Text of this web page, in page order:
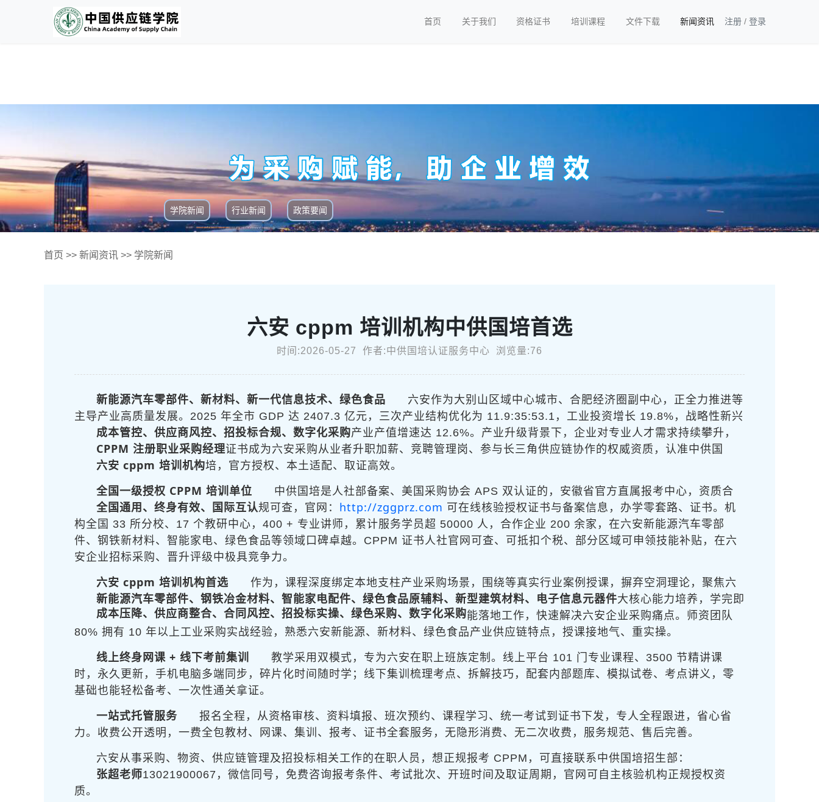
首页 关于我们 资格证书 培训课程 文件下载 新闻资讯 注册 / 登录
学院新闻 行业新闻 政策要闻
首页 >> 新闻资讯 >> 学院新闻
六安 cppm 培训机构中供国培首选
时间:2026-05-27 作者:中供国培认证服务中心 浏览量:76
六安作为大别山区域中心城市、合肥经济圈副中心，正全力推进
新能源汽车零部件、新材料、新一代信息技术、绿色食品
等
主导产业高质量发展。2025 年全市 GDP 达 2407.3 亿元，三次产业结构优化为 11.9:35:53.1，工业投资增长 19.8%，战略性新兴
产业产值增速达 12.6%。产业升级背景下，企业对
成本管控、供应商风控、招投标合规、数字化采购 专业人才需求持续攀升，
CPPM 注册职业采购经理证书成为六安采购从业者升职加薪、竞聘管理岗、参与长三角供应链协作的权威资质，
六安 cppm 培训机构
认准中供国
培，官方授权、本土适配、取证高效。
中供国培是人社部备案、美国采购协会 APS 双认证的
全国一级授权 CPPM 培训单位
，安徽省官方直属报考中心，资质合
规可查，官网： http://zggprz.com 可在线核验授权证书与备案信息，办学零套路、证书
全国通用、终身有效、国际互认
。机
构全国 33 所分校、17 个教研中心，400 + 专业讲师，累计服务学员超 50000 人，合作企业 200 余家，在六安新能源汽车零部
件、钢铁新材料、智能家电、绿色食品等领域口碑卓越。CPPM 证书人社官网可查、可抵扣个税、部分区域可申领技能补贴，在六
安企业招标采购、晋升评级中极具竞争力。
作为
六安 cppm 培训机构首选 ，课程深度绑定本地支柱产业采购场景，围绕
新能源汽车零部件、钢铁冶金材料、智能家电配件、绿色食品原辅料、新型建筑材料、电子信息元器件
等真实行业案例授课，摒弃空洞理论，聚焦
成本压降、供应商整合、合同风控、招投标实操、绿色采购、数字化采购
六
大核心能力培养，学完即
能落地工作，快速解决六安企业采购痛点。师资团队
80% 拥有 10 年以上工业采购实战经验，熟悉六安新能源、新材料、绿色食品产业供应链特点，授课接地气、重实操。
教学采用
线上终身网课 + 线下考前集训
双模式，专为六安在职上班族定制。线上平台 101 门专业课程、3500 节精讲课
时，永久更新，手机电脑多端同步，碎片化时间随时学；线下集训梳理考点、拆解技巧，配套内部题库、模拟试卷、考点讲义，零
基础也能轻松备考、一次性通关拿证。
报名全程
一站式托管服务
，从资格审核、资料填报、班次预约、课程学习、统一考试到证书下发，专人全程跟进，省心省
力。收费公开透明，一费全包教材、网课、集训、报考、证书全套服务，无隐形消费、无二次收费，服务规范、售后完善。
六安从事采购、物资、供应链管理及招投标相关工作的在职人员，想正规报考 CPPM，可直接联系中供国培招生部
张超老师
：
13021900067，微信同号，免费咨询报考条件、考试批次、开班时间及取证周期，官网可自主核验机构正规授权资
质。